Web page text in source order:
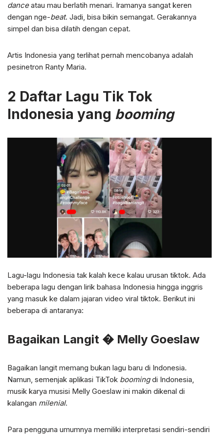
danceatau mau berlatih menari. Iramanya sangat keren
dengan nge-beat. Jadi, bisa bikin semangat. Gerakannya
simpel dan bisa dilatih dengan cepat.
Artis Indonesia yang terlihat pernah mencobanya adalah
pesinetron Ranty Maria.
2 Daftar Lagu Tik Tok
Indonesia yang booming
Lagu-lagu Indonesia tak kalah kece kalau urusan tiktok. Ada
beberapa lagu dengan lirik bahasa Indonesia hingga inggris
yang masuk ke dalam jajaran video viral tiktok. Berikut ini
beberapa di antaranya:
Bagaikan Langit � Melly Goeslaw
Bagaikan langit memang bukan lagu baru di Indonesia.
Namun, semenjak aplikasi TikTok boomingdi Indonesia,
musik karya musisi Melly Goeslaw ini makin dikenal di
kalangan milenial.
Para pengguna umumnya memiliki interpretasi sendiri-sendiri